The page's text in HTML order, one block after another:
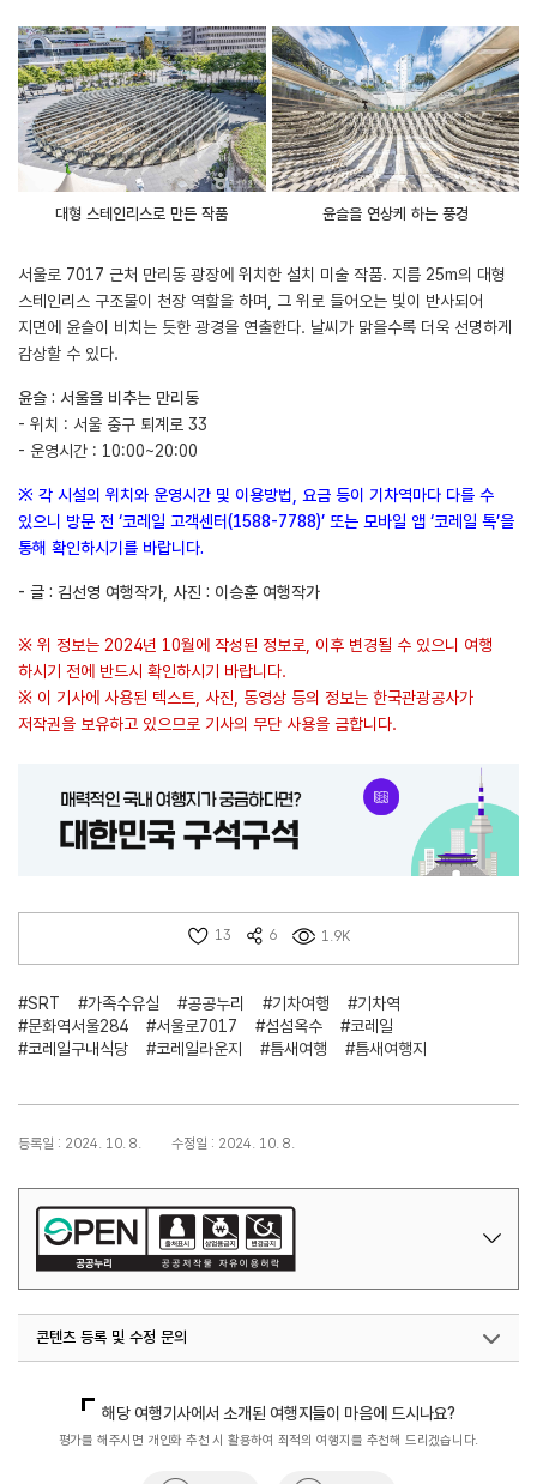
대형 스테인리스로 만든 작품 윤슬을 연상케 하는 풍경
서울로 7017 근처 만리동 광장에 위치한 설치 미술 작품. 지름 25m의 대형
스테인리스 구조물이 천장 역할을 하며, 그 위로 들어오는 빛이 반사되어
지면에 윤슬이 비치는 듯한 광경을 연출한다. 날씨가 맑을수록 더욱 선명하게
감상할 수 있다.
윤슬 : 서울을 비추는 만리동
- 위치 : 서울 중구 퇴계로 33
- 운영시간 : 10:00~20:00
※ 각 시설의 위치와 운영시간 및 이용방법, 요금 등이 기차역마다 다를 수
있으니 방문 전 ‘코레일 고객센터(1588-7788)’ 또는 모바일 앱 ‘코레일 톡’을
통해 확인하시기를 바랍니다.
- 글 : 김선영 여행작가, 사진 : 이승훈 여행작가
※ 위 정보는 2024년 10월에 작성된 정보로, 이후 변경될 수 있으니 여행
하시기 전에 반드시 확인하시기 바랍니다.
※ 이 기사에 사용된 텍스트, 사진, 동영상 등의 정보는 한국관광공사가
저작권을 보유하고 있으므로 기사의 무단 사용을 금합니다.
13 6 1.9K
#SRT #가족수유실 #공공누리 #기차여행
#기차역
#문화역서울284
#서울로7017 #섬섬옥수
#코레일
#코레일구내식당
#코레일라운지 #틈새여행 #틈새여행지
등록일 : 2024. 10. 8. 수정일 : 2024. 10. 8.
콘텐츠 등록 및 수정 문의
해당 여행기사에서 소개된 여행지들이 마음에 드시나요?
평가를 해주시면 개인화 추천 시 활용하여 최적의 여행지를 추천해 드리겠습니다.